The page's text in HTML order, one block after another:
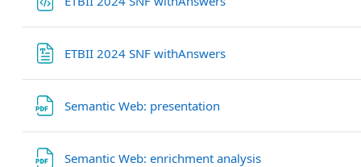
ETBII 2024 SNF withAnswers
Semantic Web: presentation
Semantic Web: enrichment analysis